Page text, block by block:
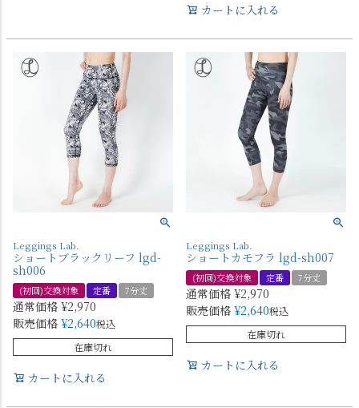
カートに入れる
Leggings Lab.
ショートブラックリーフ lgd-
sh006
(初回)交換対象 定番 7分丈
通常価格 ¥2,970
販売価格 ¥2,640税込
在庫切れ
カートに入れる
Leggings Lab.
ショートカモフラ lgd-sh007
(初回)交換対象 定番 7分丈
通常価格 ¥2,970
販売価格 ¥2,640税込
在庫切れ
カートに入れる